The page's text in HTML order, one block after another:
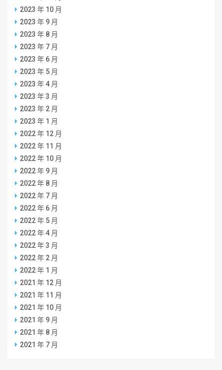
2023 年 10 月
2023 年 9 月
2023 年 8 月
2023 年 7 月
2023 年 6 月
2023 年 5 月
2023 年 4 月
2023 年 3 月
2023 年 2 月
2023 年 1 月
2022 年 12 月
2022 年 11 月
2022 年 10 月
2022 年 9 月
2022 年 8 月
2022 年 7 月
2022 年 6 月
2022 年 5 月
2022 年 4 月
2022 年 3 月
2022 年 2 月
2022 年 1 月
2021 年 12 月
2021 年 11 月
2021 年 10 月
2021 年 9 月
2021 年 8 月
2021 年 7 月